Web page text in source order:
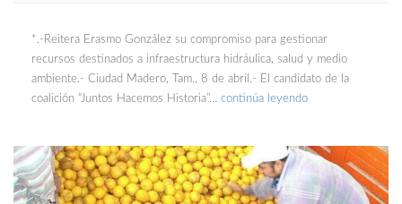
*.-Reitera Erasmo González su compromiso para gestionar
recursos destinados a infraestructura hidráulica, salud y medio
ambiente.- Ciudad Madero, Tam., 8 de abril.- El candidato de la
coalición “Juntos Hacemos Historia”… continúa leyendo